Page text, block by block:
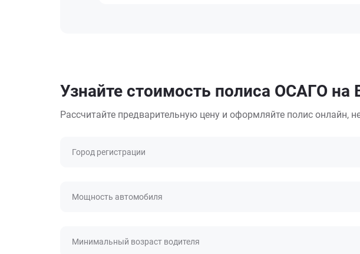
Узнайте стоимость полиса ОСАГО на
Рассчитайте предварительную цену и оформляйте полис онлайн,
Город регистрации
Мощность автомобиля
Минимальный возраст водителя